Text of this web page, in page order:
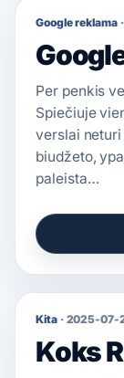
Google reklama ·
Per penkis
Spiečiuje
verslai
biudžeto,
paleista…
Kita · 2025-07-
Koks